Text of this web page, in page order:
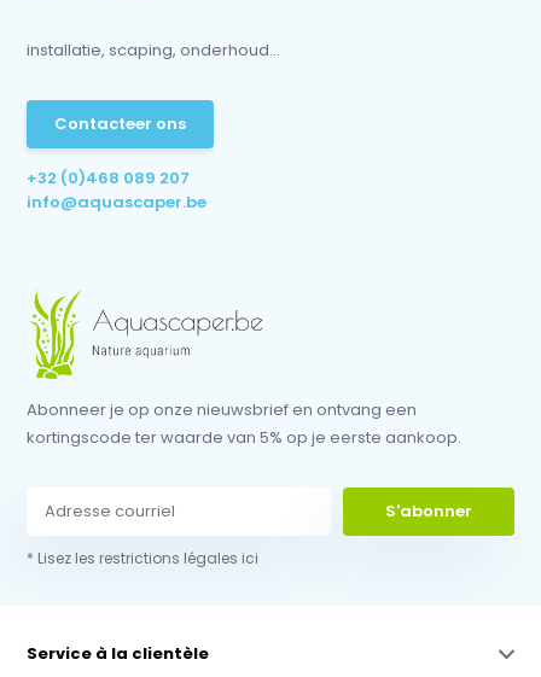
installatie, scaping, onderhoud...
Contacteer ons
+32 (0)468 089 207
info@aquascaper.be
Abonneer je op onze nieuwsbrief en ontvang een
kortingscode ter waarde van 5% op je eerste aankoop.
S'abonner
* Lisez les restrictions légales ici
Service à la clientèle